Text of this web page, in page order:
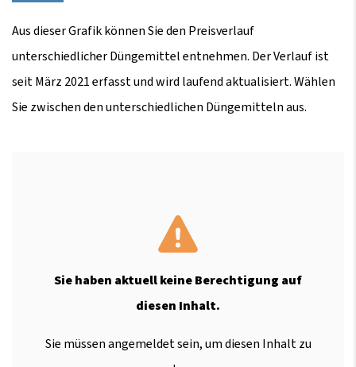
Aus dieser Grafik können Sie den Preisverlauf
unterschiedlicher Düngemittel entnehmen. Der Verlauf ist
seit März 2021 erfasst und wird laufend aktualisiert. Wählen
Sie zwischen den unterschiedlichen Düngemitteln aus.
Sie haben aktuell keine Berechtigung auf
diesen Inhalt.
Sie müssen angemeldet sein, um diesen Inhalt zu